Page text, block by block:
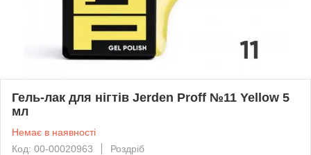
Гель-лак для нігтів Jerden Proff №11 Yellow 5
мл
Немає в наявності
Код: 00-00020963
Роздріб